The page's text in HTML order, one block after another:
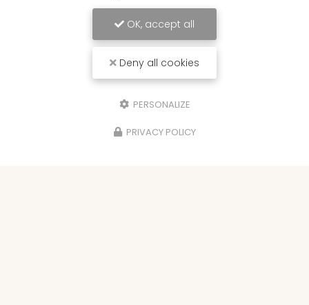
OK, accept all
Deny all cookies
PERSONALIZE
PRIVACY POLICY